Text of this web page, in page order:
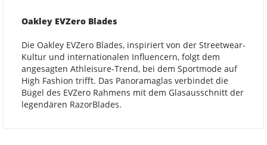
Oakley EVZero Blades
Die Oakley EVZero Blades, inspiriert von der Streetwear-
Kultur und internationalen Influencern, folgt dem
angesagten Athleisure-Trend, bei dem Sportmode auf
High Fashion trifft. Das Panoramaglas verbindet die
Bügel des EVZero Rahmens mit dem Glasausschnitt der
legendären RazorBlades.